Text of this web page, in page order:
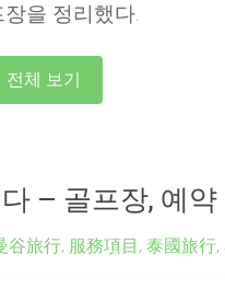
장을 정리했다.
전체 보기
– 골프장, 예
谷旅行, 服務項目 , 泰國旅行,